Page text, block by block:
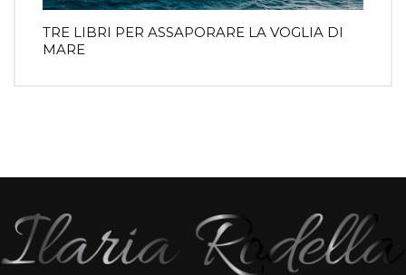
TRE LIBRI PER ASSAPORARE LA VOGLIA DI
MARE